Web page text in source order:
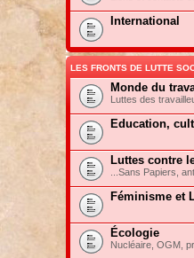
International
LES FRONTS DE LUTTE
Monde du
Luttes des
Education,
Luttes contre
...Sans Papiers,
Féminisme et
Écologie
Nucléaire, OGM,